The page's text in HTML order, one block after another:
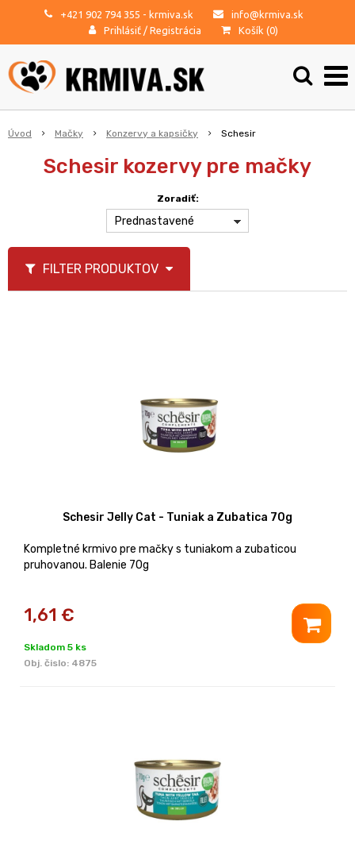
+421 902 794 355 - krmiva.sk
info@krmiva.sk
Prihlásiť / Registrácia Košík (0)
Úvod Mačky Konzervy a kapsičky Schesir
Schesir kozervy pre mačky
Zoradiť:
Prednastavené
FILTER PRODUKTOV
Schesir Jelly Cat - Tuniak a Zubatica 70g
Kompletné krmivo pre mačky s tuniakom a zubaticou
pruhovanou. Balenie 70g
1,61 €
Skladom 5 ks
Obj. čislo: 4875